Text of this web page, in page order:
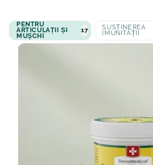
PENTRU
ARTICULAȚII ȘI
MUȘCHI
17 SUSȚINEREA
IMUNITĂȚII